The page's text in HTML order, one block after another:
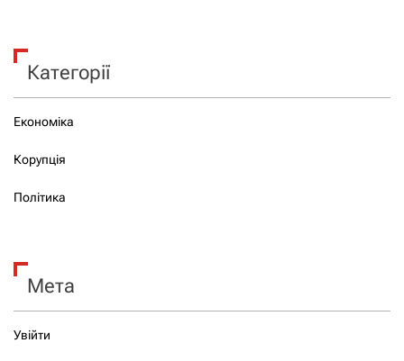
Категорії
Економіка
Корупція
Політика
Мета
Увійти